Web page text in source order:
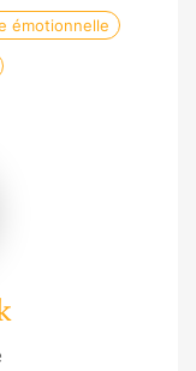
émotionnelle